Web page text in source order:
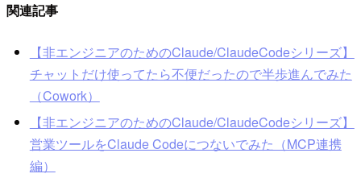
関連記事
【非エンジニアのためのClaude/ClaudeCodeシリーズ】
チャットだけ使ってたら不便だったので半歩進んでみた
（Cowork）
【非エンジニアのためのClaude/ClaudeCodeシリーズ】
営業ツールをClaude Codeにつないでみた（MCP連携
編）